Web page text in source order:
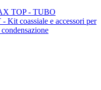
TOP - TUBO
Kit coassiale e accessori per